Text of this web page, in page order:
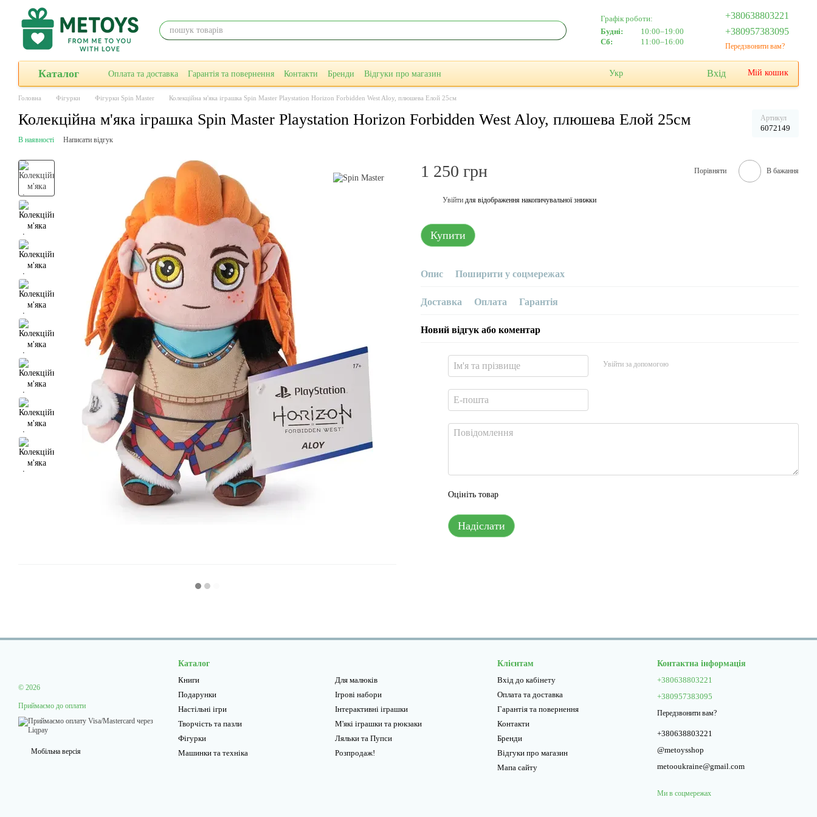
Перейти до основного контенту
Графік роботи:
Будні:
10:00–19:00
Сб:
11:00–16:00
+380638803221
+380957383095
Передзвонити вам?
Каталог Оплата та доставка Гарантiя та повернення Контакти Бренди Відгуки про магазин Укр Вхід Мій кошик
Головна Фігурки Фігурки Spin Master Колекційна м'яка іграшка Spin Master Playstation Horizon Forbidden West Aloy, плюшева Елой 25см
Колекційна м'яка іграшка Spin Master Playstation Horizon Forbidden West Aloy, плюшева Елой 25см Артикул
6072149
В наявності Написати відгук
1 250 грн Порівняти В бажання
Увійти для відображення накопичувальної знижки
Купити
Опис Поширити у соцмережах
Доставка Оплата Гарантія
Новий відгук або коментар
Увійти за допомогою
Оцініть товар
Надіслати
© 2026
Приймаємо до оплати
Мобільна версія
Каталог
Книги
Подарунки
Настільні ігри
Творчiсть та пазли
Фігурки
Машинки та техніка
Для малюків
Ігрові набори
Інтерактивні іграшки
М'які іграшки та рюкзаки
Ляльки та Пупси
Розпродаж!
Клієнтам
Вхід до кабінету
Оплата та доставка
Гарантiя та повернення
Контакти
Бренди
Відгуки про магазин
Мапа сайту
Контактна інформація
+380638803221
+380957383095
Передзвонити вам?
+380638803221
@metoysshop
metooukraine@gmail.com
Ми в соцмережах